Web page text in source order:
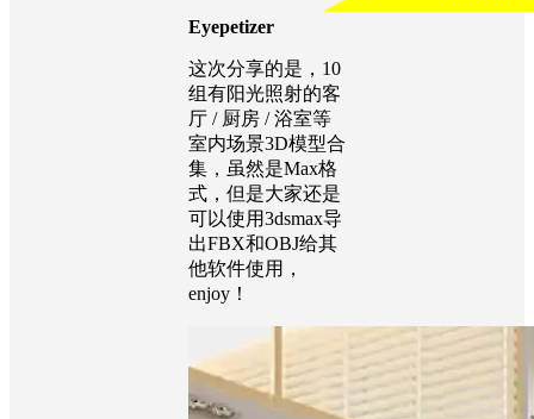
Eyepetizer
这次分享的是，10
组有阳光照射的客
厅 / 厨房 / 浴室等
室内场景3D模型合
集，虽然是Max格
式，但是大家还是
可以使用3dsmax导
出FBX和OBJ给其
他软件使用，
enjoy！